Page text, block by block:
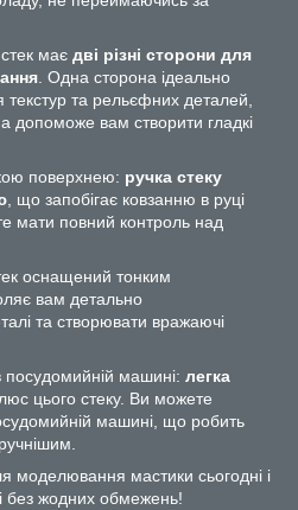
має дві різні сторони для
. Одна сторона ідеально
текстур та рельєфних деталей,
допоможе вам створити гладкі
поверхнею: ручка стеку
, що запобігає ковзанню в руці
мати повний контроль над
оснащений тонким
вам детально
та створювати вражаючі
посудомийній машині: легка
цього стеку. Ви можете
машині, що робить
моделювання мастики сьогодні і
без жодних обмежень!